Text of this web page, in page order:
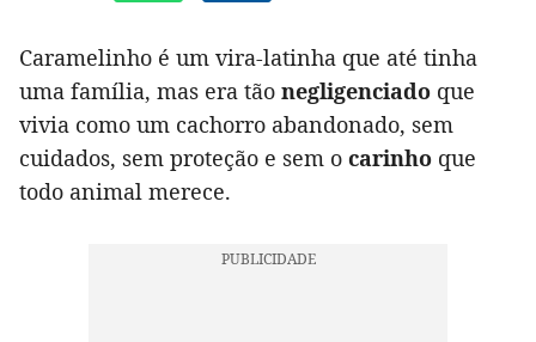
Caramelinho é um vira-latinha que até tinha
uma família, mas era tão negligenciado que
vivia como um cachorro abandonado, sem
cuidados, sem proteção e sem o carinho que
todo animal merece.